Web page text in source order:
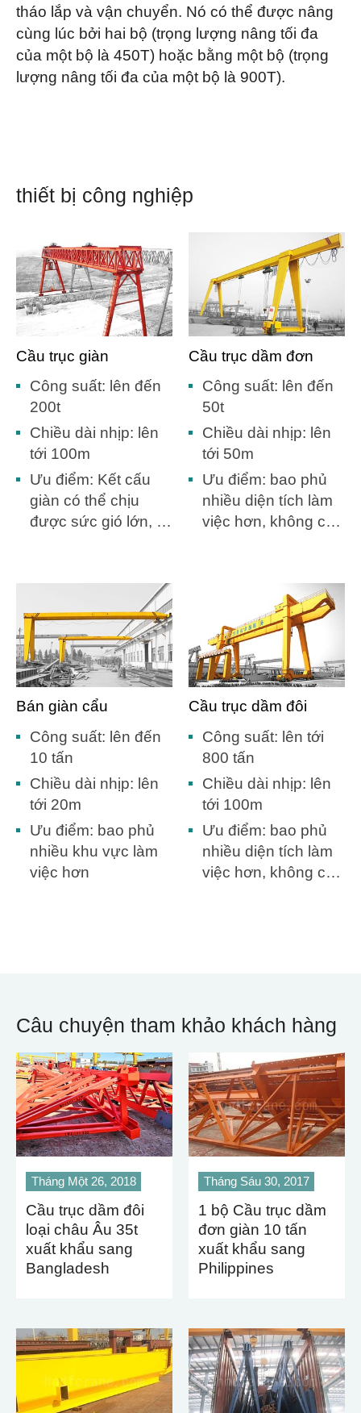
tháo lắp và vận chuyển. Nó có thể được nâng
cùng lúc bởi hai bộ (trọng lượng nâng tối đa
của một bộ là 450T) hoặc bằng một bộ (trọng
lượng nâng tối đa của một bộ là 900T).
thiết bị công nghiệp
Cầu trục giàn
Công suất: lên đến
200t
Chiều dài nhịp: lên
tới 100m
Ưu điểm: Kết cấu
giàn có thể chịu
được sức gió lớn, là
Cầu trục dầm đơn
Công suất: lên đến
50t
Chiều dài nhịp: lên
tới 50m
Ưu điểm: bao phủ
nhiều diện tích làm
việc hơn, không cần
Bán giàn cẩu
Công suất: lên đến
10 tấn
Chiều dài nhịp: lên
tới 20m
Ưu điểm: bao phủ
nhiều khu vực làm
việc hơn
Cầu trục dầm đôi
Công suất: lên tới
800 tấn
Chiều dài nhịp: lên
tới 100m
Ưu điểm: bao phủ
nhiều diện tích làm
việc hơn, không cần
Câu chuyện tham khảo khách hàng
Tháng Một 26, 2018
Cầu trục dầm đôi
loại châu Âu 35t
xuất khẩu sang
Bangladesh
Tháng Sáu 30, 2017
1 bộ Cầu trục dầm
đơn giàn 10 tấn
xuất khẩu sang
Philippines